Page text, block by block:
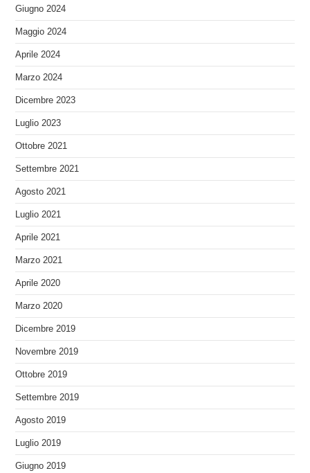
Giugno 2024
Maggio 2024
Aprile 2024
Marzo 2024
Dicembre 2023
Luglio 2023
Ottobre 2021
Settembre 2021
Agosto 2021
Luglio 2021
Aprile 2021
Marzo 2021
Aprile 2020
Marzo 2020
Dicembre 2019
Novembre 2019
Ottobre 2019
Settembre 2019
Agosto 2019
Luglio 2019
Giugno 2019